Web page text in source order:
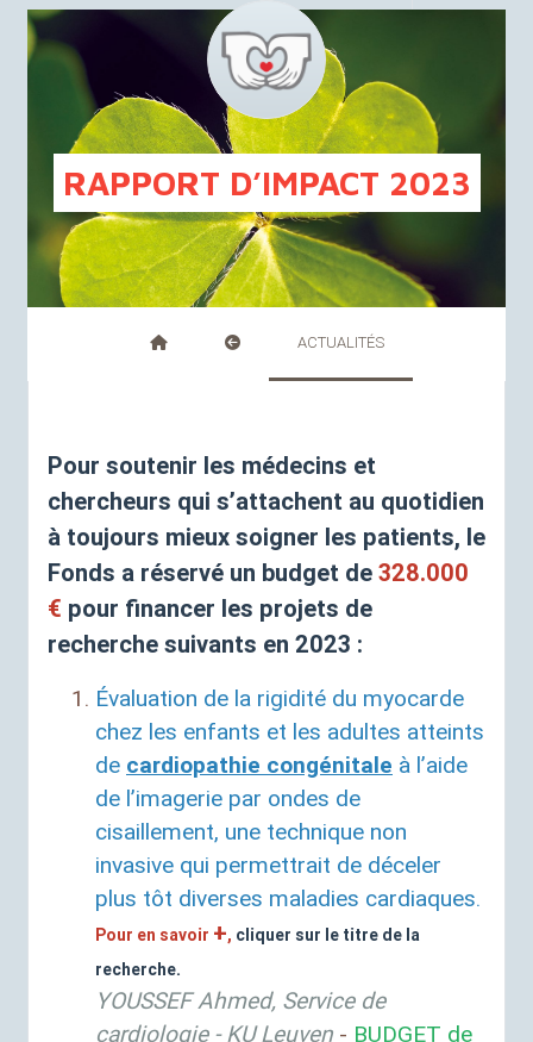
RAPPORT D’IMPACT 2023
ACTUALITÉS
Pour soutenir les médecins et
chercheurs qui s’attachent au quotidien
à toujours mieux soigner les patients, le
Fonds a réservé un budget de 328.000
€ pour financer les projets de
recherche suivants en 2023 :
Évaluation de la rigidité du myocarde
chez les enfants et les adultes atteints
de cardiopathie congénitale à l’aide
de l’imagerie par ondes de
cisaillement, une technique non
invasive qui permettrait de déceler
plus tôt diverses maladies cardiaques.
Pour en savoir +, cliquer sur le titre de la
recherche.
YOUSSEFAhmed, Service de
cardiologie -KULeuven - BUDGET de